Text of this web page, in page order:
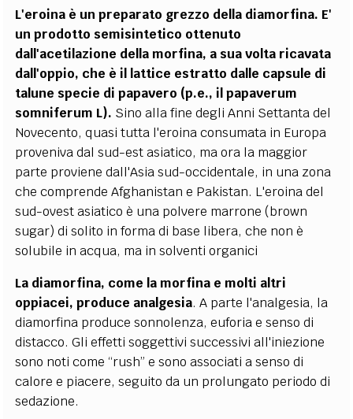
L'eroina è un preparato grezzo della diamorfina. E'
un prodotto semisintetico ottenuto
dall'acetilazione della morfina, a sua volta ricavata
dall'oppio, che è il lattice estratto dalle capsule di
talune specie di papavero (p.e., il papaverum
somniferum L). Sino alla fine degli Anni Settanta del
Novecento, quasi tutta l'eroina consumata in Europa
proveniva dal sud-est asiatico, ma ora la maggior
parte proviene dall'Asia sud-occidentale, in una zona
che comprende Afghanistan e Pakistan. L'eroina del
sud-ovest asiatico è una polvere marrone (brown
sugar) di solito in forma di base libera, che non è
solubile in acqua, ma in solventi organici
La diamorfina, come la morfina e molti altri
oppiacei, produce analgesia. A parte l'analgesia, la
diamorfina produce sonnolenza, euforia e senso di
distacco. Gli effetti soggettivi successivi all'iniezione
sono noti come “rush” e sono associati a senso di
calore e piacere, seguito da un prolungato periodo di
sedazione.